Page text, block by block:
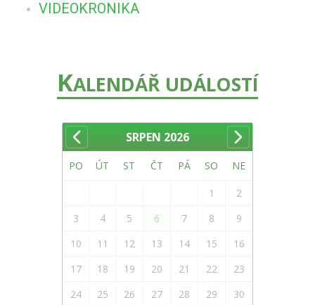
VIDEOKRONIKA
KALENDÁŘ UDÁLOSTÍ
SRPEN 2026
PO ÚT ST ČT PÁ SO NE
1
2
3
4 5 6 7 8
9
10
11 12 13 14 15
16
17
18 19 20 21 22
23
24
25 26 27 28 29
30